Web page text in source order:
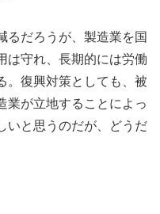
るだろうが、製造業を国
は守れ、長期的には労働
。復興対策としても、被
業が立地することによっ
いと思うのだが、どうだ